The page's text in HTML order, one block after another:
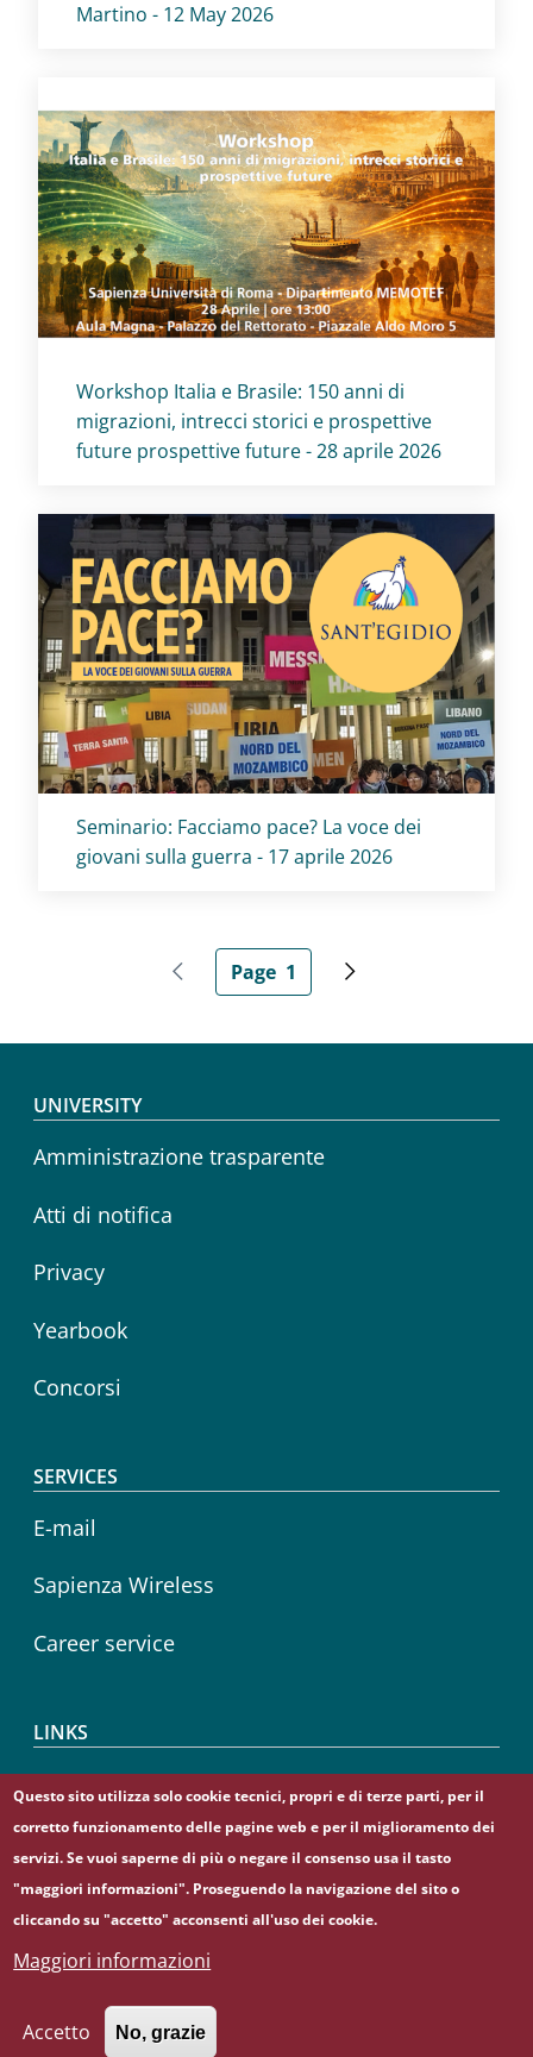
Martino - 12 May 2026
Titolo card:
Workshop Italia e Brasile: 150 anni di
migrazioni, intrecci storici e prospettive
future prospettive future - 28 aprile 2026
Titolo card :
Seminario: Facciamo pace? La voce dei
giovani sulla guerra - 17 aprile 2026
Pagination
Previous pageCurrent page
Page 1 Next page
Footer menu
UNIVERSITY
Amministrazione trasparente
Atti di notifica
Privacy
Yearbook
Concorsi
SERVICES
E-mail
Sapienza Wireless
Career service
LINKS
CIAO
Sapienza Store
© Sapienza Università di Roma - Piazzale Aldo Moro 5,
02133771002
Questo sito utilizza solo cookie tecnici, propri e di terze parti, per il
corretto funzionamento delle pagine web e per il miglioramento dei
servizi. Se vuoi saperne di più o negare il consenso usa il tasto
"maggiori informazioni". Proseguendo la navigazione del sito o
cliccando su "accetto" acconsenti all'uso dei cookie.
Maggiori informazioni
Accetto No, grazie